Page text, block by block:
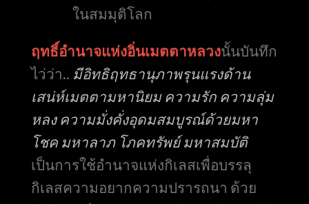
ในสมมุติโลก
ฤทธิ์อำนาจแห่งอิ่นเมตตาหลวงนั้นบันทึก
ไว่ว่า.. มีอิทธิฤทธานุภาพรุนแรงด้าน
เสน่ห์เมตตามหานิยม ความรัก ความลุ่ม
หลง ความมั่งคั่งอุดมสมบูรณ์ด้วยมหา
โชค มหาลาภ โภคทรัพย์ มหาสมบัติ
เป็นการใช้อำนาจแห่งกิเลสเพื่อบรรลุ
กิเลสความอยากความปรารถนา ด้วย